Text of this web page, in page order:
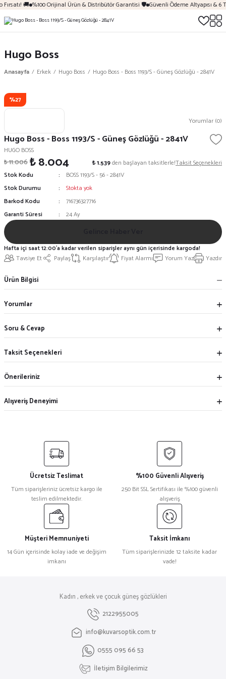
🚚 %100 Orijinal Ürün & Distribütör Garantisi 🛡️ Güvenli Ödeme Altyapısı & 6
Hugo Boss
Anasayfa Erkek Hugo Boss Hugo Boss - Boss 1193/S - Güneş Gözlüğü - 2841V
%27
Yorumlar (0)
Hugo Boss - Boss 1193/S - Güneş Gözlüğü - 2841V
HUGO BOSS
₺ 11.006₺ 8.004 ₺ 1.539den başlayan taksitlerle!Taksit Seçenekleri
Stok Kodu
BOSS 1193/S - 56 - 2841V
Stok Durumu
Stokta yok
Barkod Kodu
716736327716
Garanti Süresi
24 Ay
Tavsiye Et Paylaş Karşılaştır Fiyat Alarmı Yorum Yaz Yazdır
Hafta içi saat 12:00'a kadar verilen siparişler aynı gün içerisinde kargoda!
Ürün Bilgisi
Yorumlar
Soru & Cevap
Taksit Seçenekleri
Önerileriniz
Alışveriş Deneyimi
Ücretsiz Teslimat
Tüm siparişleriniz ücretsiz kargo ile
teslim edilmektedir.
%100 Güvenli Alışveriş
250 Bit SSL Sertifikası ile %100 güvenli
alışveriş
Müşteri Memnuniyeti
14 Gün içerisinde kolay iade ve değişim
imkanı
Taksit İmkanı
Tüm siparişlerinizde 12 taksite kadar
vade!
Kadın , erkek ve çocuk güneş gözlükleri
2122955005
info@kuvarsoptik.com.tr
0555 095 66 53
İletişim Bilgilerimiz